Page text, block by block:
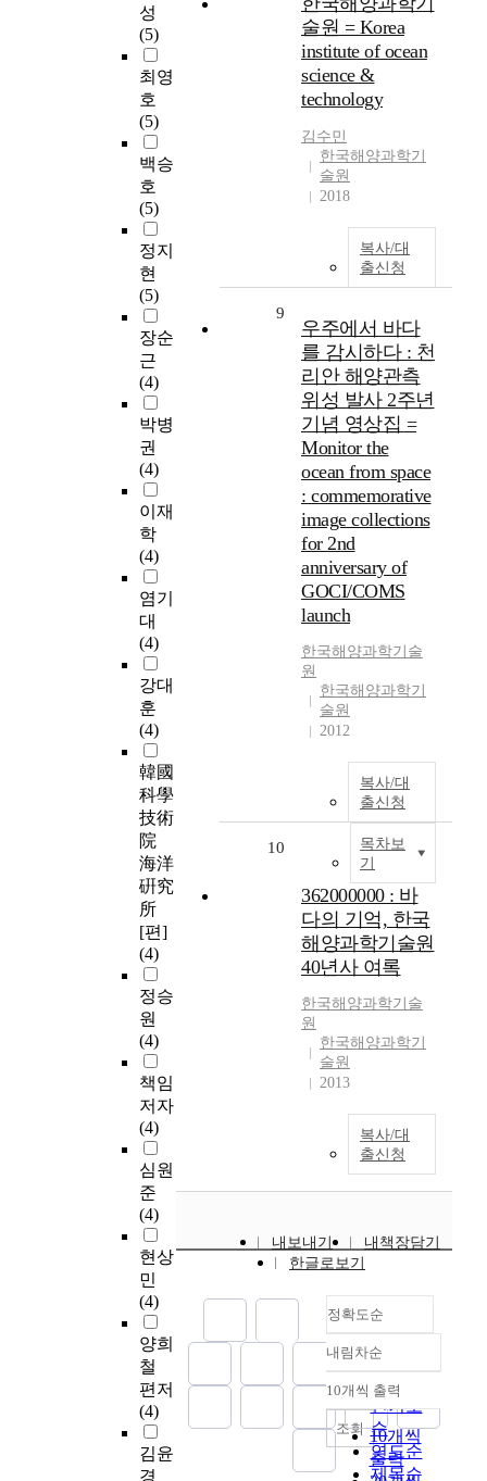
성
(5)
최영
호
(5)
백승
호
(5)
정지
현
(5)
장순
근
(4)
박병
권
(4)
이재
학
(4)
염기
대
(4)
강대
훈
(4)
韓國
科學
技術
院
海洋
硏究
所
[편]
(4)
정승
원
(4)
책임
저자
(4)
심원
준
(4)
현상
민
(4)
양희
철
편저
(4)
김윤
경
술원 = Korea
institute of ocean
science &
technology
김수민
한국해양과학기
술원
2018
복사/대
출신청
9
우주에서 바다
를 감시하다 : 천
리안 해양관측
위성 발사 2주년
기념 영상집 =
Monitor the
ocean from space
: commemorative
image collections
for 2nd
anniversary of
GOCI/COMS
launch
한국해양과학기술
원
한국해양과학기
술원
2012
복사/대
출신청
목차보
기
10
362000000 : 바
다의 기억, 한국
해양과학기술원
40년사 여록
한국해양과학기술
원
한국해양과학기
술원
2013
복사/대
출신청
내보내기
내책장담기
한글로보기
정확도순
정확도
순
인기도
순
연도순
제목순
내림차순
내림차순
10개씩 출력
10개씩
출력
조회